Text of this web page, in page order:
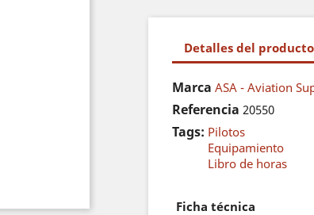
Detalles del producto
Marca ASA - Aviation
Referencia 20550
Tags: Pilotos
Equipamiento
Libro de horas
Ficha técnica